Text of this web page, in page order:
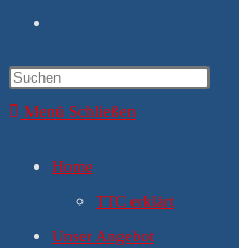
umschalten
Menü Schließen
Home
TTC erklärt
Unser Angebot